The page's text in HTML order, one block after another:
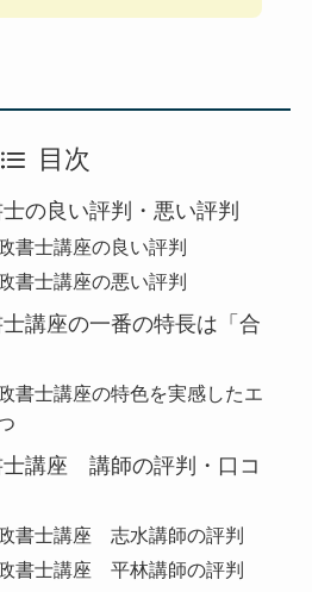
目次
の良い評判・悪い評判
士講座の良い評判
士講座の悪い評判
講座の一番の特長は「合
士講座の特色を実感したエ
士講座 講師の評判・口コ
書士講座 志水講師の評判
書士講座 平林講師の評判